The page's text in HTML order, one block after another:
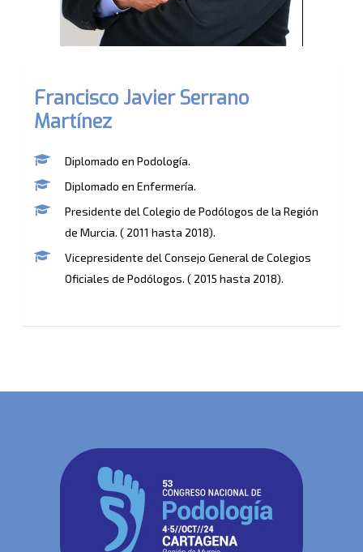
Francisco Javier Serrano
Martínez
Diplomado en Podología.
Diplomado en Enfermería.
Presidente del Colegio de Podólogos de la Región
de Murcia. ( 2011 hasta 2018).
Vicepresidente del Consejo General de Colegios
Oficiales de Podólogos. ( 2015 hasta 2018).